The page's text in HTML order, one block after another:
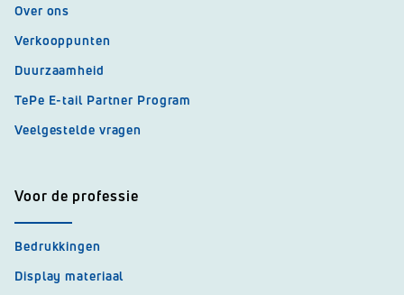
Over ons
Verkooppunten
Duurzaamheid
TePe E-tail Partner Program
Veelgestelde vragen
Voor de professie
Bedrukkingen
Display materiaal